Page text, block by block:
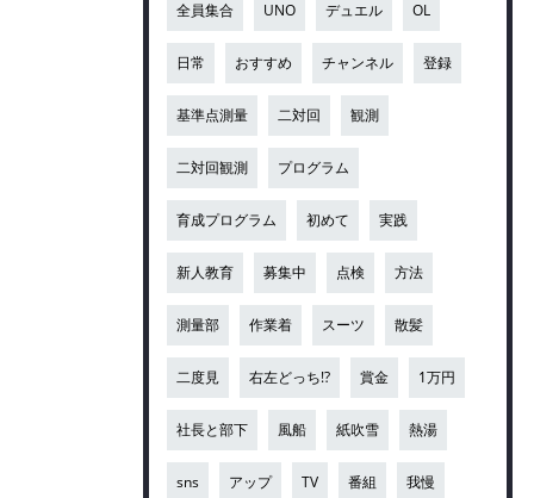
全員集合 UNO デュエル OL
日常 おすすめ チャンネル 登録
基準点測量 二対回 観測
二対回観測 プログラム
育成プログラム 初めて 実践
新人教育 募集中 点検 方法
測量部 作業着 スーツ 散髪
二度見 右左どっち!? 賞金 1万円
社長と部下 風船 紙吹雪 熱湯
sns アップ TV 番組 我慢